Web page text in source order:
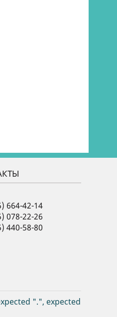
664-42-14
078-22-26
440-58-80
".", expected